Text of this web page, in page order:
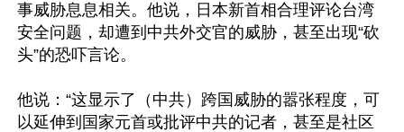
事威胁息息相关。他说，日本新首相合理评论台湾
安全问题，却遭到中共外交官的威胁，甚至出现“砍
头”的恐吓言论。
他说：“这显示了（中共）跨国威胁的嚣张程度，可
以延伸到国家元首或批评中共的记者，甚至是社区